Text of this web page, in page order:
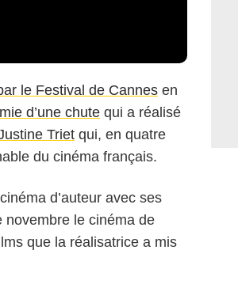
le Festival de Cannes en
d’une chute qui a réalisé
Triet qui, en quatre
du cinéma français.
d’auteur avec ses
novembre le cinéma de
que la réalisatrice a mis